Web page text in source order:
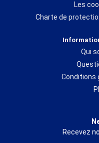
Les
Charte de
Qui
Conditions
Recevez